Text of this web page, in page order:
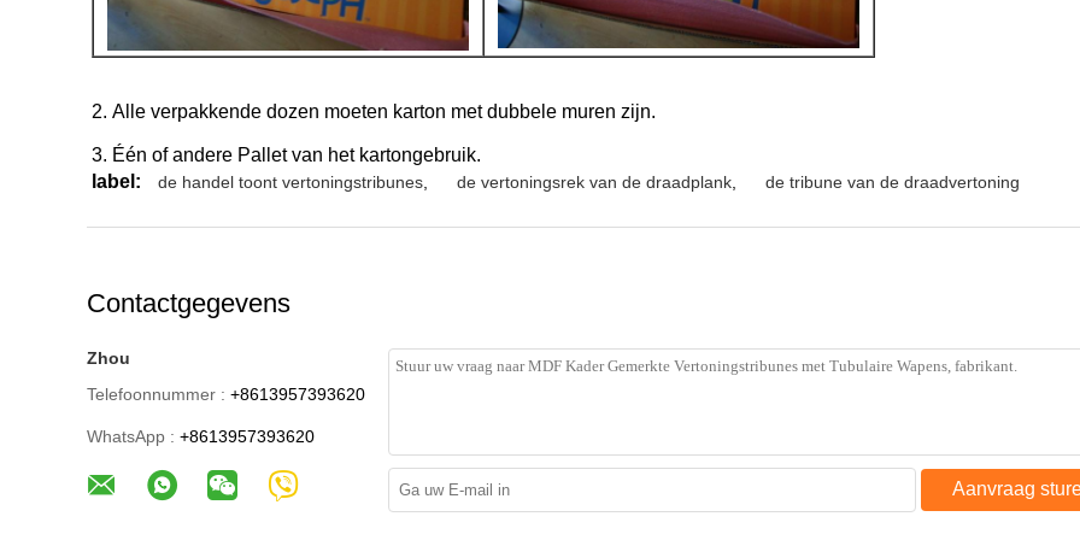
2. Alle verpakkende dozen moeten karton met dubbele muren zijn.
3. Één of andere Pallet van het kartongebruik.
label:
de handel toont vertoningstribunes de vertoningsrek van de draadplank de tribune van de draadvertoning
Contactgegevens
Zhou
Telefoonnummer : +8613957393620
WhatsApp : +8613957393620
Aanvraag